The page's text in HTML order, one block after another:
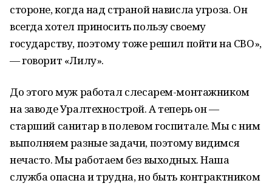
стороне, когда над страной нависла угроза. Он
всегда хотел приносить пользу своему
государству, поэтому тоже решил пойти на СВО»,
— говорит «Лилу».
До этого муж работал слесарем-монтажником
на заводе Уралтехнострой. А теперь он —
старший санитар в полевом госпитале. Мы с ним
выполняем разные задачи, поэтому видимся
нечасто. Мы работаем без выходных. Наша
служба опасна и трудна, но быть контрактником